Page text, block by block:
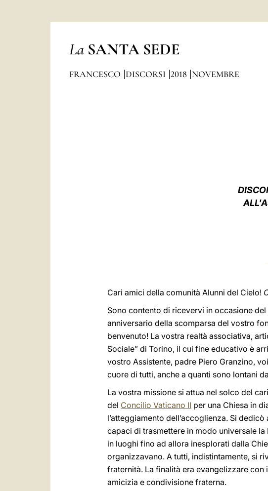
La SANTA SEDE
FRANCESCO DISCORSI 2018 NOVEMBRE
Cari amici della comunità Alunni del Cielo!
Sono contento di ricevervi in occasione
anniversario della scomparsa del vostro
benvenuto! La vostra realtà associativa,
Sociale” di Torino, il cui fine educativo è
vostro Assistente, padre Piero Granzino,
cuore di tutti, anche a quanti sono lontani
La vostra missione si attua nel solco del
del Concilio Vaticano II per una Chiesa in
l’atteggiamento dell’accoglienza. Si
capaci di trasmettere in modo universale
in luoghi fino ad allora inesplorati dalla
organizzavano. A tutti, indistintamente, si
fraternità. La finalità era evangelizzare con
amicizia e condivisione fraterna.